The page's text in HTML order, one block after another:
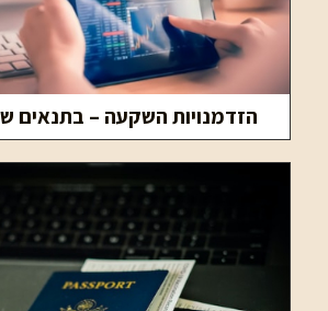
הזדמנויות השקעה – בתנאים